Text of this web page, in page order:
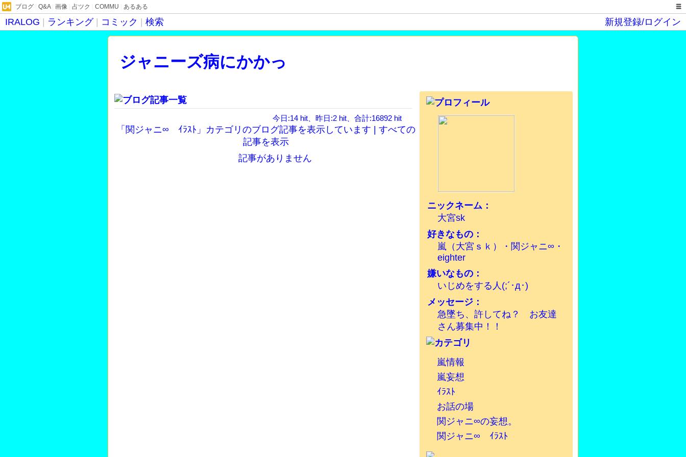
ブログ Q&A| 画像 占ツク COMMU あるある
IRALOG ランキング コミック 検索 新規登録/ログイン
ジャニーズ病にかかっ
てｗ
今日:14 hit、昨日:2 hit、合計:16892 hit
「関ジャニ∞ ｲﾗｽﾄ」カテゴリのブログ記事を表示しています | すべての
記事を表示
記事がありません
ニックネーム：
大宮sk
好きなもの：
嵐（大宮ｓｋ）・関ジャニ∞・
eighter
嫌いなもの：
いじめをする人(;´･д･)
メッセージ：
急墜ち、許してね？ お友達
さん募集中！！
嵐情報
嵐妄想
ｲﾗｽﾄ
お話の場
関ジャニ∞の妄想。
関ジャニ∞ ｲﾗｽﾄ